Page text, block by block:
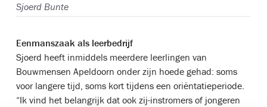
Sjoerd Bunte
Eenmanszaak als leerbedrijf
Sjoerd heeft inmiddels meerdere leerlingen van
Bouwmensen Apeldoorn onder zijn hoede gehad: soms
voor langere tijd, soms kort tijdens een oriëntatieperiode.
“Ik vind het belangrijk dat ook zij-instromers of jongeren